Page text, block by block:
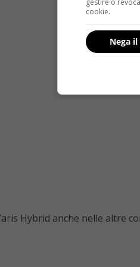
Hybrid anche nelle altre
gestire o
cookie.
Nega